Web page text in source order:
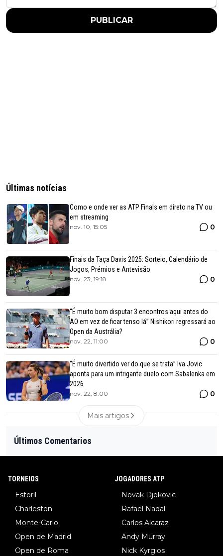
PUBLICAR
Últimas notícias
Como e onde ver as ATP Finals em direto na TV ou
em streaming
nov. 10, 15:05 0
Finais da Taça Davis 2025: Sorteio, Calendário de
Jogos, Prémios e Antevisão
nov. 23, 19:18 0
“É muito bom disputar 3 encontros aqui antes do
AO em vez de ficar tenso lá” Nishikori regressará ao
Open da Austrália?
nov. 22, 11:00 0
“É muito divertido ver do que se trata” Iva Jovic
aponta para um intrigante duelo com Sabalenka em
2026
nov. 22, 8:00 0
Mais artigos
Últimos Comentarios
TORNEIOS
Estoril
Charleston
Monte-Carlo
Open de Madrid
Open de Roma
JOGADORES ATP
Novak Djokovic
Rafael Nadal
Carlos Alcaraz
Andy Murray
Nick Kyrgios